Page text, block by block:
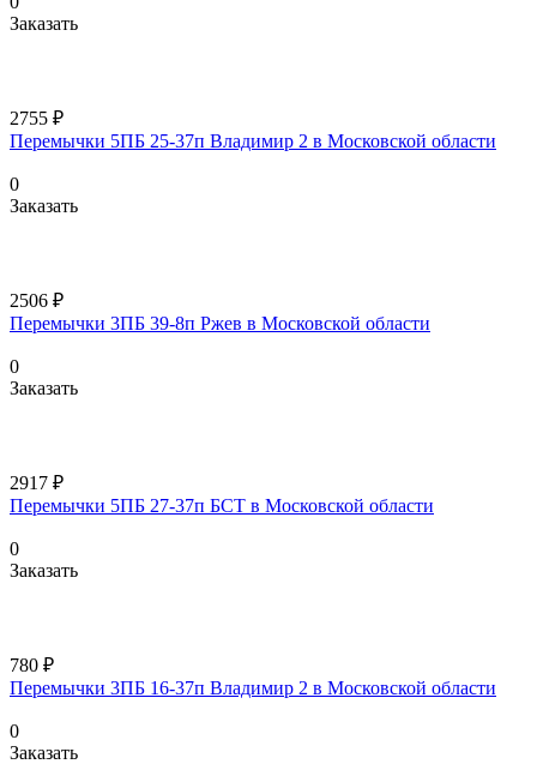
Заказать
2755 ₽
Перемычки 5ПБ 25-37п Владимир 2 в Московской области
0
Заказать
2506 ₽
Перемычки 3ПБ 39-8п Ржев в Московской области
0
Заказать
2917 ₽
Перемычки 5ПБ 27-37п БСТ в Московской области
0
Заказать
780 ₽
Перемычки 3ПБ 16-37п Владимир 2 в Московской области
0
Заказать